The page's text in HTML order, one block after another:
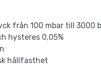
från 100 mbar till 3000
hysteres 0,05%
hållfasthet